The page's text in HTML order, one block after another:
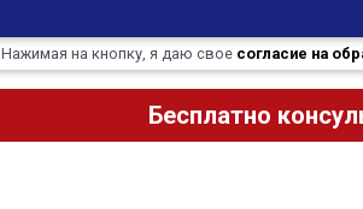
Нажимая на кнопку, я даю свое согласие на
Бесплатно